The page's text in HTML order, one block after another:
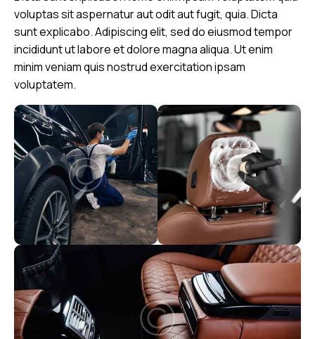
voluptas sit aspernatur aut odit aut fugit, quia. Dicta
sunt explicabo. Adipiscing elit, sed do eiusmod tempor
incididunt ut labore et dolore magna aliqua. Ut enim
minim veniam quis nostrud exercitation ipsam
voluptatem.